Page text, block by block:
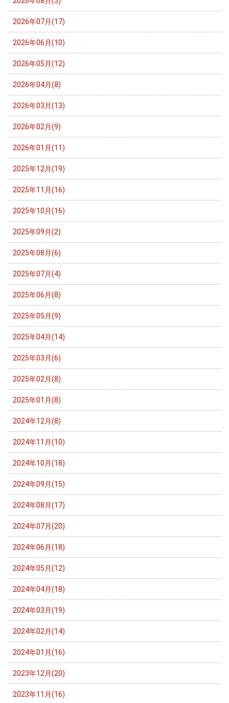
2026年07月(17)
2026年06月(10)
2026年05月(12)
2026年04月(8)
2026年03月(13)
2026年02月(9)
2026年01月(11)
2025年12月(19)
2025年11月(16)
2025年10月(16)
2025年09月(2)
2025年08月(6)
2025年07月(4)
2025年06月(8)
2025年05月(9)
2025年04月(14)
2025年03月(6)
2025年02月(8)
2025年01月(8)
2024年12月(8)
2024年11月(10)
2024年10月(18)
2024年09月(15)
2024年08月(17)
2024年07月(20)
2024年06月(18)
2024年05月(12)
2024年04月(18)
2024年03月(19)
2024年02月(14)
2024年01月(16)
2023年12月(20)
2023年11月(16)